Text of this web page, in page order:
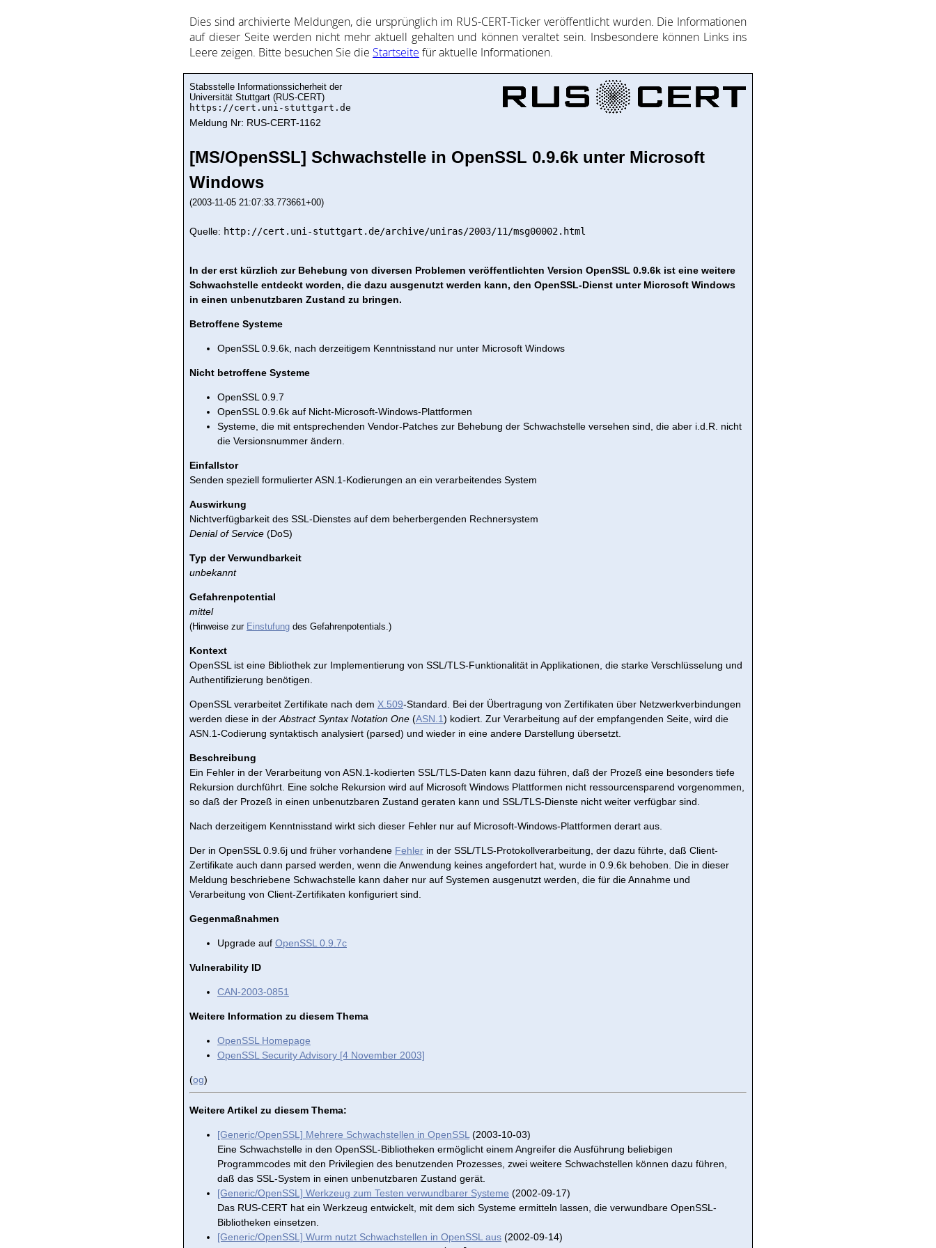
Dies sind ar­chi­vie­rte Mel­dung­en, die ur­sprüng­lich im RUS-CERT-Ticker ver­öf­fent­licht wur­den. Die In­for­ma­ti­on­en
auf dieser Sei­te wer­den nicht mehr ak­tu­ell ge­halte­n und kön­nen ver­al­tet sein. Ins­be­son­de­re kön­nen Links ins
Lee­re zei­gen. Bitte be­such­en Sie die Start­sei­te für ak­tu­elle In­for­ma­ti­on­en.
Stabsstelle Informationssicherheit der
Universität Stuttgart (RUS-CERT)
https://cert.uni-stuttgart.de
Meldung Nr: RUS-CERT-1162
[MS/OpenSSL] Schwachstelle in OpenSSL 0.9.6k unter Microsoft
Windows
(2003-11-05 21:07:33.773661+00)
Quelle: http://cert.uni-stuttgart.de/archive/uniras/2003/11/msg00002.html
In der erst kürzlich zur Behebung von diversen Problemen veröffentlichten Version OpenSSL 0.9.6k ist eine weitere
Schwachstelle entdeckt worden, die dazu ausgenutzt werden kann, den OpenSSL-Dienst unter Microsoft Windows
in einen unbenutzbaren Zustand zu bringen.
Betroffene Systeme
OpenSSL 0.9.6k, nach derzeitigem Kenntnisstand nur unter Microsoft Windows
Nicht betroffene Systeme
OpenSSL 0.9.7
OpenSSL 0.9.6k auf Nicht-Microsoft-Windows-Plattformen
Systeme, die mit entsprechenden Vendor-Patches zur Behebung der Schwachstelle versehen sind, die aber i.d.R. nicht
die Versionsnummer ändern.
Einfallstor
Senden speziell formulierter ASN.1-Kodierungen an ein verarbeitendes System
Auswirkung
Nichtverfügbarkeit des SSL-Dienstes auf dem beherbergenden Rechnersystem
Denial of Service (DoS)
Typ der Verwundbarkeit
unbekannt
Gefahrenpotential
mittel
(Hinweise zur Einstufung des Gefahrenpotentials.)
Kontext
OpenSSL ist eine Bibliothek zur Implementierung von SSL/TLS-Funktionalität in Applikationen, die starke Verschlüsselung und
Authentifizierung benötigen.
OpenSSL verarbeitet Zertifikate nach dem X.509-Standard. Bei der Übertragung von Zertifikaten über Netzwerkverbindungen
werden diese in der Abstract Syntax Notation One (ASN.1) kodiert. Zur Verarbeitung auf der empfangenden Seite, wird die
ASN.1-Codierung syntaktisch analysiert (parsed) und wieder in eine andere Darstellung übersetzt.
Beschreibung
Ein Fehler in der Verarbeitung von ASN.1-kodierten SSL/TLS-Daten kann dazu führen, daß der Prozeß eine besonders tiefe
Rekursion durchführt. Eine solche Rekursion wird auf Microsoft Windows Plattformen nicht ressourcensparend vorgenommen,
so daß der Prozeß in einen unbenutzbaren Zustand geraten kann und SSL/TLS-Dienste nicht weiter verfügbar sind.
Nach derzeitigem Kenntnisstand wirkt sich dieser Fehler nur auf Microsoft-Windows-Plattformen derart aus.
Der in OpenSSL 0.9.6j und früher vorhandene Fehler in der SSL/TLS-Protokollverarbeitung, der dazu führte, daß Client-
Zertifikate auch dann parsed werden, wenn die Anwendung keines angefordert hat, wurde in 0.9.6k behoben. Die in dieser
Meldung beschriebene Schwachstelle kann daher nur auf Systemen ausgenutzt werden, die für die Annahme und
Verarbeitung von Client-Zertifikaten konfiguriert sind.
Gegenmaßnahmen
Upgrade auf OpenSSL 0.9.7c
Vulnerability ID
CAN-2003-0851
Weitere Information zu diesem Thema
OpenSSL Homepage
OpenSSL Security Advisory [4 November 2003]
(og)
Weitere Artikel zu diesem Thema:
[Generic/OpenSSL] Mehrere Schwachstellen in OpenSSL (2003-10-03)
Eine Schwachstelle in den OpenSSL-Bibliotheken ermöglicht einem Angreifer die Ausführung beliebigen
Programmcodes mit den Privilegien des benutzenden Prozesses, zwei weitere Schwachstellen können dazu führen,
daß das SSL-System in einen unbenutzbaren Zustand gerät.
[Generic/OpenSSL] Werkzeug zum Testen verwundbarer Systeme (2002-09-17)
Das RUS-CERT hat ein Werkzeug entwickelt, mit dem sich Systeme ermitteln lassen, die verwundbare OpenSSL-
Bibliotheken einsetzen.
[Generic/OpenSSL] Wurm nutzt Schwachstellen in OpenSSL aus (2002-09-14)